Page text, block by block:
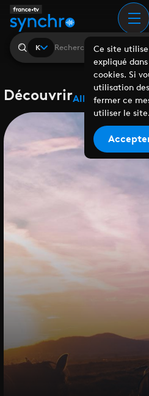
K
DécouvrirAlbumsPlaylists
Ce site
expliqué
cookies. Si
utilisation
fermer ce
utiliser le site.